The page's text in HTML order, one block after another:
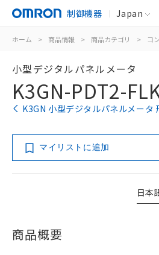
制御機器 Japan
ホーム > 商品情報 > 商品カテゴリ > コ
小型デジタルパネルメータ
K3GN-PDT2-
K3GN 小型デジタルパネルメータ
マイリストに追加
日本
商品概要